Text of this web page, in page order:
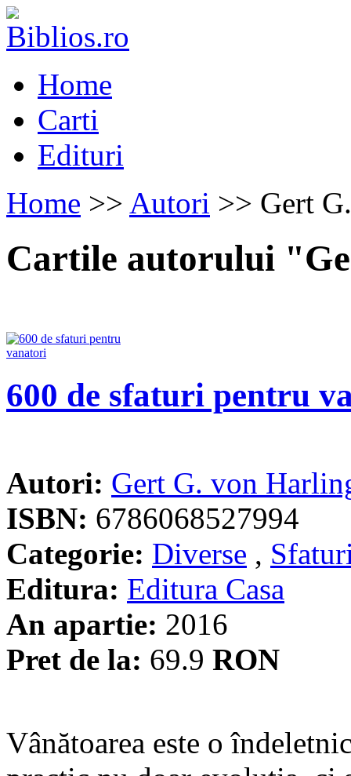
Home
Carti
Edituri
Home >> Autori >> Gert
Cartile autorului
600 de sfaturi pentru
Autori: Gert G. von
ISBN: 6786068527994
Categorie: Diverse ,
Editura: Editura Casa
An apartie: 2016
Pret de la: 69.9 RON
Vânătoarea este o